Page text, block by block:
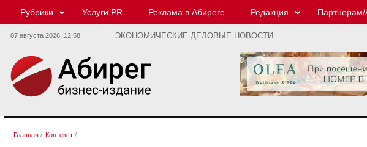
Рубрики Услуги PR Реклама в Абиреге Редакция Партнерам/
07 августа 2026, 12:58 ЭКОНОМИЧЕСКИЕ ДЕЛОВЫЕ НОВОСТИ
Главная / Контекст /